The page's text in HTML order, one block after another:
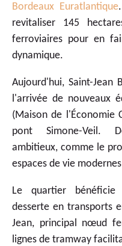
Bordeaux Euratlantique
revitaliser 145
ferroviaires pour en
dynamique.
Aujourd'hui, Saint-Jean
l'arrivée de nouveaux
(Maison de l'Économie
pont Simone-Veil.
ambitieux, comme le
espaces de vie
Le quartier bénéficie
desserte en transports
Jean, principal nœud
lignes de tramway